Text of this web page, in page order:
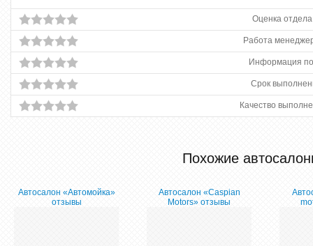
Оценка
Работа
Информация
Срок
Качество
Похожие
Автосалон «Автомойка»
отзывы
Автосалон «Caspian
Motors» отзывы